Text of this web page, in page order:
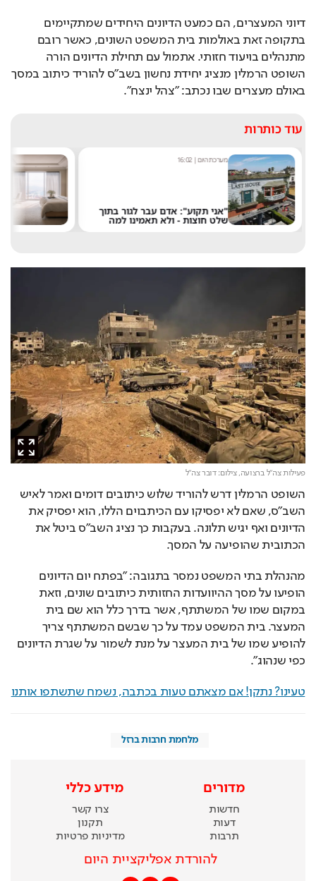
דיוני המעצרים, הם כמעט הדיונים היחידים שמתקיימים
בתקופה זאת באולמות בית המשפט השונים, כאשר רובם
מתנהלים בויעוד חזותי. אתמול עם תחילת הדיונים הורה
השופט הרמלין מנציג יחידת נחשון בשב"ס להוריד כיתוב במסך
באולם מעצרים שבו נכתב: "צהל ינצח".
עוד כותרות
מערכת היום|
16:02
"אני תקוע": אדם עבר לגור בתוך
שלט חוצות - ולא תאמינו למה
פעילות צה"ל ברצועה,צילום: דובר צה"ל
השופט הרמלין דרש להוריד שלוש כיתובים דומים ואמר לאיש
השב"ס, שאם לא יפסיקו עם הכיתבוים הללו, הוא יפסיק את
הדיונים ואף יגיש תלונה. בעקבות כך נציג השב"ס ביטל את
הכתובית שהופיעה על המסך.
מהנהלת בתי המשפט נמסר בתגובה: "בפתח יום הדיונים
הופיעו על מסך ההיוועדות החזותית כיתובים שונים, וזאת
במקום שמו של המשתתף, אשר בדרך כלל הוא שם בית
המעצר. בית המשפט עמד על כך שבשם המשתתף צריך
להופיע שמו של בית המעצר על מנת לשמור על שגרת הדיונים
כפי שנהוג".
טעינו? נתקן! אם מצאתם טעות בכתבה, נשמח שתשתפו אותנו
מלחמת חרבות ברזל
מדורים
חדשות
דעות
תרבות
מידע כללי
צרו קשר
תקנון
מדיניות פרטיות
להורדת אפליקציית היום